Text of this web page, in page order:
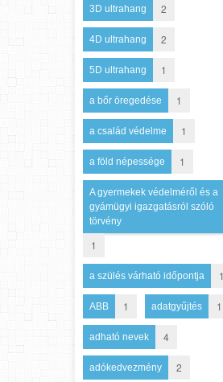
3D ultrahang 2
4D ultrahang 2
5D ultrahang 1
a bőr öregedése 1
a család védelme 1
a föld népessége 1
A gyermekek védelméről és a
gyámügyi igazgatásról szóló
törvény
1
a szülés várható időpontja 1
ABB 1 adatgyűjtés 1
adható nevek 4
adókedvezmény 2